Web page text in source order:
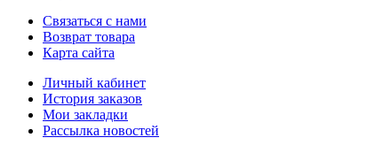
Связаться с нами
Возврат товара
Карта сайта
Личный кабинет
История заказов
Мои закладки
Рассылка новостей